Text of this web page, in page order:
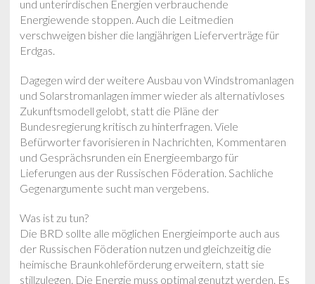
und unterirdischen Energien verbrauchende
Energiewende stoppen. Auch die Leitmedien
verschweigen bisher die langjährigen Lieferverträge für
Erdgas.
Dagegen wird der weitere Ausbau von Windstromanlagen
und Solarstromanlagen immer wieder als alternativloses
Zukunftsmodell gelobt, statt die Pläne der
Bundesregierung kritisch zu hinterfragen. Viele
Befürworter favorisieren in Nachrichten, Kommentaren
und Gesprächsrunden ein Energieembargo für
Lieferungen aus der Russischen Föderation. Sachliche
Gegenargumente sucht man vergebens.
Was ist zu tun?
Die BRD sollte alle möglichen Energieimporte auch aus
der Russischen Föderation nutzen und gleichzeitig die
heimische Braunkohleförderung erweitern, statt sie
stillzulegen. Die Energie muss optimal genutzt werden. Es